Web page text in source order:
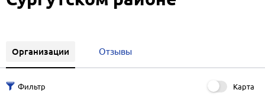
Организации Отзывы
Карта